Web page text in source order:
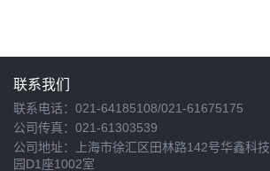
联系我们
联系电话：021-64185108/021-61675175
公司传真：021-61303539
公司地址：上海市徐汇区田林路142号华鑫科技
园D1座1002室